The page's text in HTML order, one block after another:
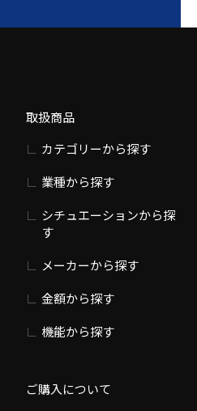
取扱商品
カテゴリーから探す
業種から探す
シチュエーションから探
す
メーカーから探す
金額から探す
機能から探す
ご購入について